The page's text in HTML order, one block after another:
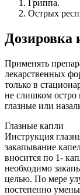
Гриппа.
Острых
Дозировка
Применять
лекарственных
только в
не слишком остро
глазные или
Глазные капли
Инструкция
закапывание
вносится по 1-
необходимо
целью. По мере
постепенно